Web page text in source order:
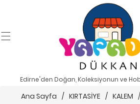
Edirne'den Doğan, Koleksiyonun ve
Ana Sayfa / KIRTASİYE / KALEM /